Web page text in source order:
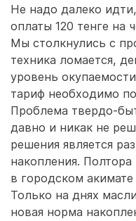
Не надо далеко
оплаты 120 тенге на
Мы столкнулись с
техника ломается,
уровень
тариф необходимо
Проблема твердо-
давно и никак не
решения является
накопления.
в городском
Только на днях
новая норма